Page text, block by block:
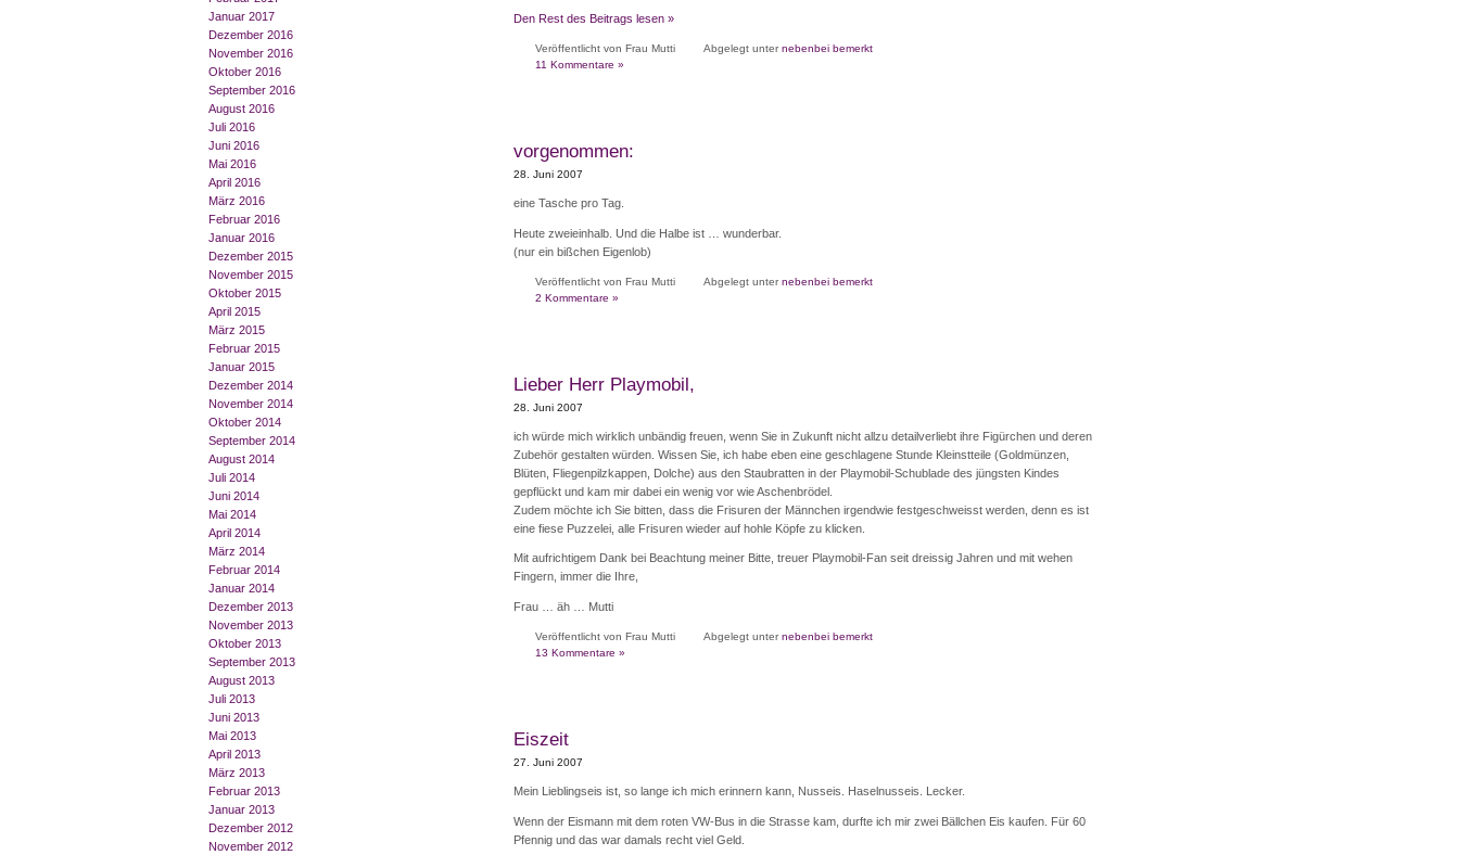
Januar 2017
Dezember 2016
November 2016
Oktober 2016
September 2016
August 2016
Juli 2016
Juni 2016
Mai 2016
April 2016
März 2016
Februar 2016
Januar 2016
Dezember 2015
November 2015
Oktober 2015
April 2015
März 2015
Februar 2015
Januar 2015
Dezember 2014
November 2014
Oktober 2014
September 2014
August 2014
Juli 2014
Juni 2014
Mai 2014
April 2014
März 2014
Februar 2014
Januar 2014
Dezember 2013
November 2013
Oktober 2013
September 2013
August 2013
Juli 2013
Juni 2013
Mai 2013
April 2013
März 2013
Februar 2013
Januar 2013
Dezember 2012
November 2012
Den Rest des Beitrags lesen »
Veröffentlicht von Frau Mutti Abgelegt unternebenbei bemerkt
11 Kommentare »
vorgenommen:
28. Juni 2007
eine Tasche pro Tag.
Heute zweieinhalb. Und die Halbe ist … wunderbar.
(nur ein bißchen Eigenlob)
Veröffentlicht von Frau Mutti Abgelegt unternebenbei bemerkt
2 Kommentare »
Lieber Herr Playmobil,
28. Juni 2007
ich würde mich wirklich unbändig freuen, wenn Sie in Zukunft nicht allzu detailverliebt ihre Figürchen und deren
Zubehör gestalten würden. Wissen Sie, ich habe eben eine geschlagene Stunde Kleinstteile (Goldmünzen,
Blüten, Fliegenpilzkappen, Dolche) aus den Staubratten in der Playmobil-Schublade des jüngsten Kindes
gepflückt und kam mir dabei ein wenig vor wie Aschenbrödel.
Zudem möchte ich Sie bitten, dass die Frisuren der Männchen irgendwie festgeschweisst werden, denn es ist
eine fiese Puzzelei, alle Frisuren wieder auf hohle Köpfe zu klicken.
Mit aufrichtigem Dank bei Beachtung meiner Bitte, treuer Playmobil-Fan seit dreissig Jahren und mit wehen
Fingern, immer die Ihre,
Frau … äh … Mutti
Veröffentlicht von Frau Mutti Abgelegt unternebenbei bemerkt
13 Kommentare »
Eiszeit
27. Juni 2007
Mein Lieblingseis ist, so lange ich mich erinnern kann, Nusseis. Haselnusseis. Lecker.
Wenn der Eismann mit dem roten VW-Bus in die Strasse kam, durfte ich mir zwei Bällchen Eis kaufen. Für 60
Pfennig und das war damals recht viel Geld.